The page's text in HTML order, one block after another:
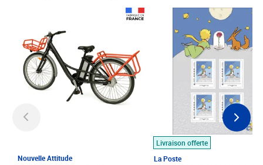
Nouvelle Attitude
Livraison offerte
La Poste
Prix 7,50€